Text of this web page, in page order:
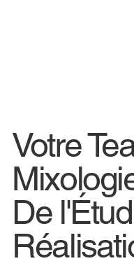
Votre
De